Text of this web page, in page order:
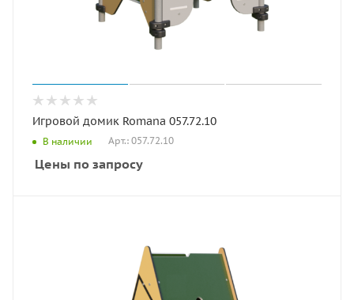
Игровой домик Romana 057.72.10
В наличии Арт.: 057.72.10
Цены по запросу